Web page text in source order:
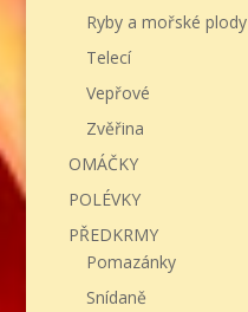
Ryby a mořské plody
Telecí
Vepřové
Zvěřina
OMÁČKY
POLÉVKY
PŘEDKRMY
Pomazánky
Snídaně